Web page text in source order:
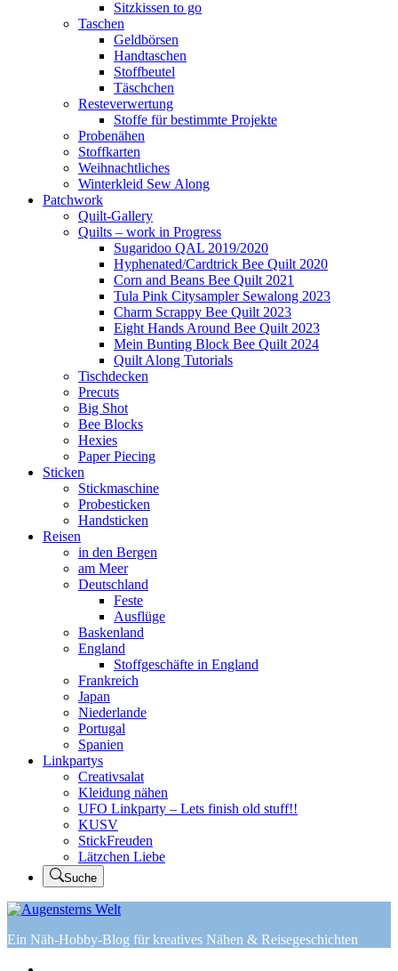
Sitzkissen to go
Taschen
Geldbörsen
Handtaschen
Stoffbeutel
Täschchen
Resteverwertung
Stoffe für bestimmte Projekte
Probenähen
Stoffkarten
Weihnachtliches
Winterkleid Sew Along
Patchwork
Quilt-Gallery
Quilts – work in Progress
Sugaridoo QAL 2019/2020
Hyphenated/Cardtrick Bee Quilt 2020
Corn and Beans Bee Quilt 2021
Tula Pink Citysampler Sewalong 2023
Charm Scrappy Bee Quilt 2023
Eight Hands Around Bee Quilt 2023
Mein Bunting Block Bee Quilt 2024
Quilt Along Tutorials
Tischdecken
Precuts
Big Shot
Bee Blocks
Hexies
Paper Piecing
Sticken
Stickmaschine
Probesticken
Handsticken
Reisen
in den Bergen
am Meer
Deutschland
Feste
Ausflüge
Baskenland
England
Stoffgeschäfte in England
Frankreich
Japan
Niederlande
Portugal
Spanien
Linkpartys
Creativsalat
Kleidung nähen
UFO Linkparty – Lets finish old stuff!!
KUSV
StickFreuden
Lätzchen Liebe
Suche
Ein Näh-Hobby-Blog für kreatives Nähen & Reisegeschichten